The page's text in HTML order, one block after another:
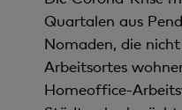
Quartalen aus
Nomaden, die
Arbeitsortes
Homeoffice-